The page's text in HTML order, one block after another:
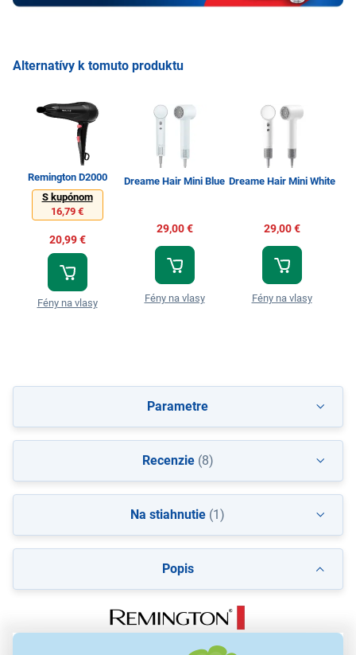
Alternatívy k tomuto produktu
Remington D2000
S kupónom
16,79 €
20,99 €
Fény na vlasy
Dreame Hair Mini Blue
29,00 €
Fény na vlasy
Dreame Hair Mini White
29,00 €
Fény na vlasy
Popis
Parametre
Recenzie(8)
Na stiahnutie (1)